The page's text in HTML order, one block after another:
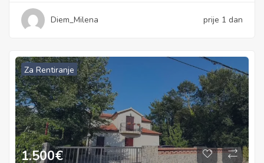
Diem_Milena prije 1 dan
Za Rentiranje
1.500€